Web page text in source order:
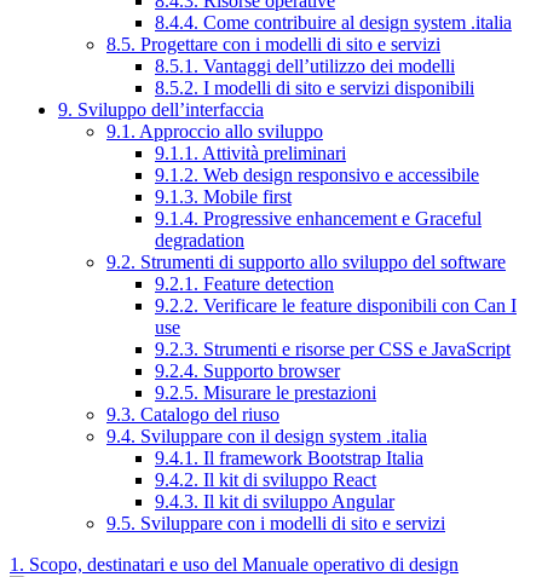
8.4.4. Come contribuire al design system .italia
8.5. Progettare con i modelli di sito e servizi
8.5.1. Vantaggi dell’utilizzo dei modelli
8.5.2. I modelli di sito e servizi disponibili
9. Sviluppo dell’interfaccia
9.1. Approccio allo sviluppo
9.1.1. Attività preliminari
9.1.2. Web design responsivo e accessibile
9.1.3. Mobile first
9.1.4. Progressive enhancement e Graceful
degradation
9.2. Strumenti di supporto allo sviluppo del software
9.2.1. Feature detection
9.2.2. Verificare le feature disponibili con Can I
use
9.2.3. Strumenti e risorse per CSS e JavaScript
9.2.4. Supporto browser
9.2.5. Misurare le prestazioni
9.3. Catalogo del riuso
9.4. Sviluppare con il design system .italia
9.4.1. Il framework Bootstrap Italia
9.4.2. Il kit di sviluppo React
9.4.3. Il kit di sviluppo Angular
9.5. Sviluppare con i modelli di sito e servizi
1. Scopo, destinatari e uso del Manuale operativo di design